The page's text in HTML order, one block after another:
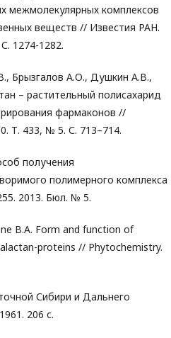
межмолекулярных комплексов
веществ // Известия РАН.
1274-1282.
Брызгалов А.О., Душкин А.В.,
– растительный полисахарид
фармаконов //
Т. 433, № 5. С. 713–714.
получения
полимерного комплекса
2013. Бюл. № 5.
B.A. Form and function of
proteins // Phytochemistry.
Сибири и Дальнего
206 с.